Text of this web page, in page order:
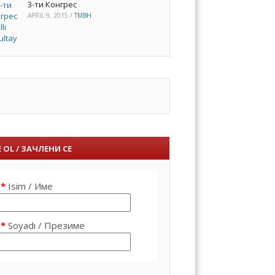
3-ти Конгрес
APRIL 9, 2015 /TMBH
OL / ЗАЧЛЕНИ СЕ